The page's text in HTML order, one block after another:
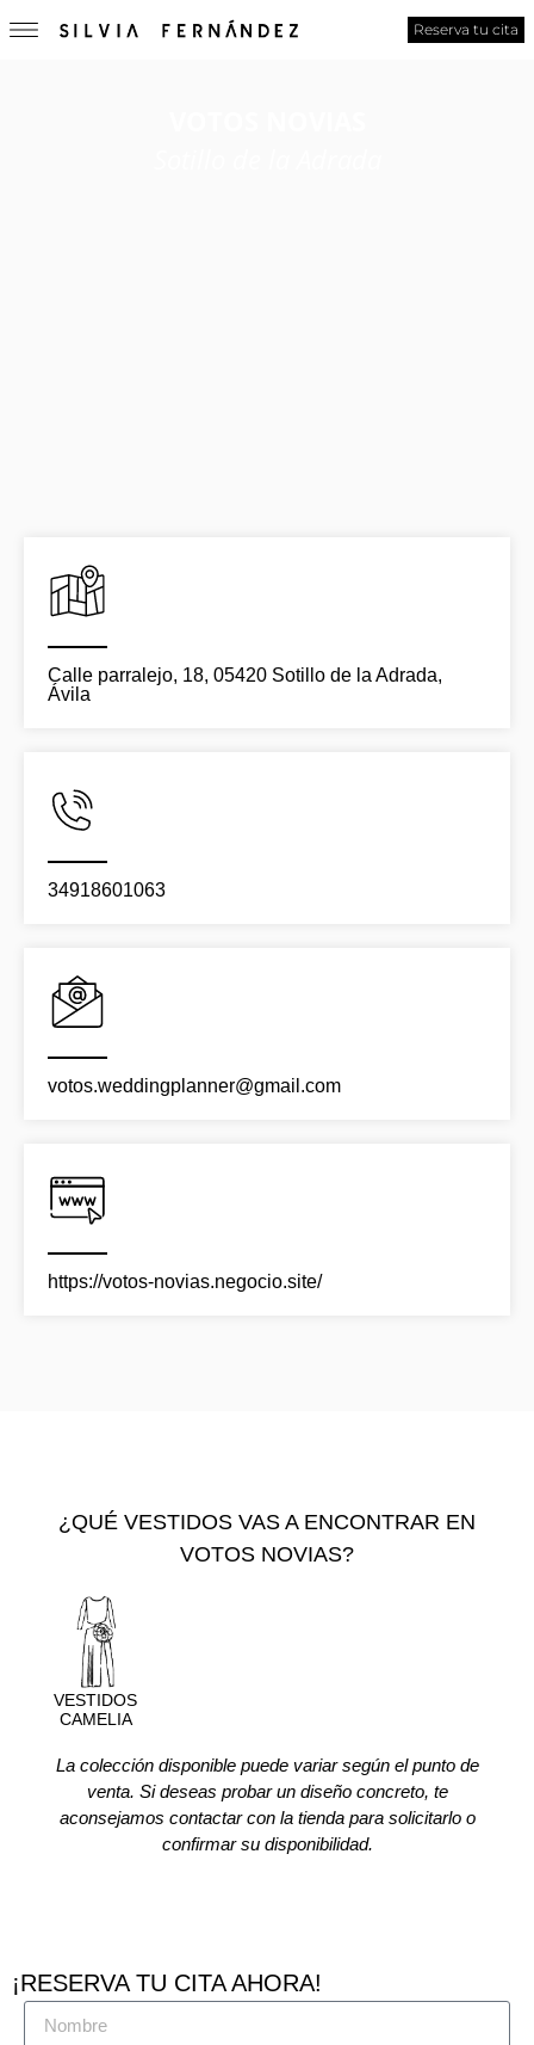
Reserva tu cita
Calle parralejo, 18, 05420 Sotillo de la Adrada,
Ávila
34918601063
votos.weddingplanner@gmail.com
https://votos-novias.negocio.site/
¿QUÉ VESTIDOS VAS A ENCONTRAR EN
VOTOS NOVIAS?
VESTIDOS
CAMELIA
La colección disponible puede variar según el punto de
venta. Si deseas probar un diseño concreto, te
aconsejamos contactar con la tienda para solicitarlo o
confirmar su disponibilidad.
¡RESERVA TU CITA AHORA!